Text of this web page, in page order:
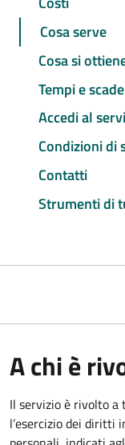
Cosa serve
Cosa si
Tempi e
Accedi al
Condizioni di
Contatti
Strumenti di
A chi è
Il servizio è rivolto
l’esercizio dei diritti